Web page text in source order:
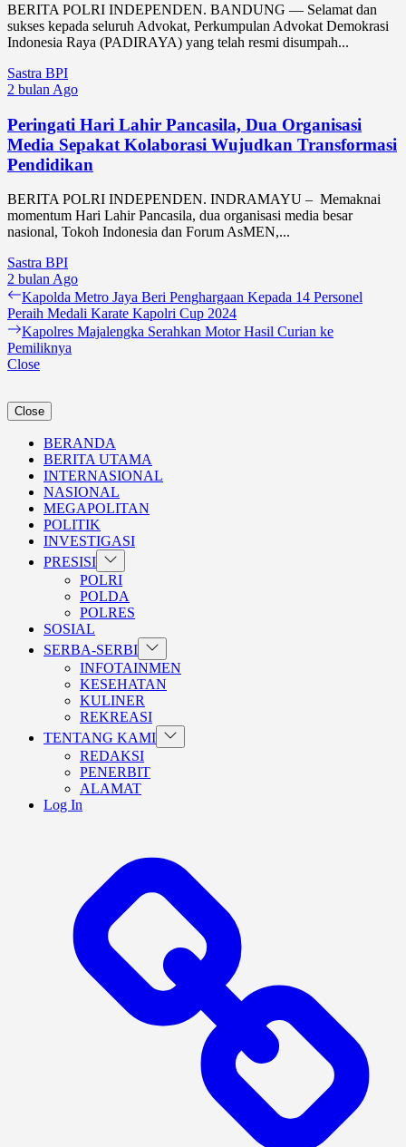
BERITA POLRI INDEPENDEN. BANDUNG — Selamat dan
sukses kepada seluruh Advokat, Perkumpulan Advokat Demokrasi
Indonesia Raya (PADIRAYA) yang telah resmi disumpah...
Sastra BPI
2 bulan Ago
Peringati Hari Lahir Pancasila, Dua Organisasi
Media Sepakat Kolaborasi Wujudkan Transformasi
Pendidikan
BERITA POLRI INDEPENDEN. INDRAMAYU – Memaknai
momentum Hari Lahir Pancasila, dua organisasi media besar
nasional, Tokoh Indonesia dan Forum AsMEN,...
Sastra BPI
2 bulan Ago
Navigasi
pos
Previous
post:
Kapolda Metro Jaya Beri Penghargaan Kepada 14 Personel
Peraih Medali Karate Kapolri Cup 2024
Next
post:
Kapolres Majalengka Serahkan Motor Hasil Curian ke
Pemiliknya
Close
Close
BERANDA
BERITA UTAMA
INTERNASIONAL
NASIONAL
MEGAPOLITAN
POLITIK
INVESTIGASI
PRESISI Show
sub
menu
POLRI
POLDA
POLRES
SOSIAL
SERBA-SERBI Show
sub
menu
INFOTAINMEN
KESEHATAN
KULINER
REKREASI
TENTANG KAMI Show
sub
REDAKSI
PENERBIT
ALAMAT
Log In